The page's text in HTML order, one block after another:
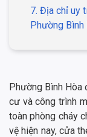
7. Địa chỉ uy
Phường Bình
Phường Bình Hòa
cư và công trình
toàn phòng cháy
vệ hiện nay, cửa